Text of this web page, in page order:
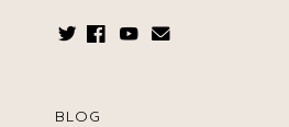
BLOG